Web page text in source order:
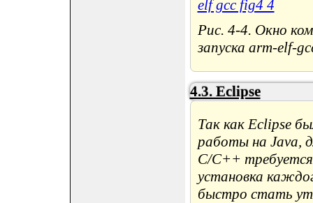
Рис. 4-4. Окно
запуска arm-elf-
4.3. Eclipse
Так как Eclipse
работы на Java,
C/C++
установка
быстро стать